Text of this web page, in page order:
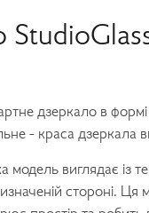
дзеркало в
- краса дзеркала
модель виглядає із
стороні.